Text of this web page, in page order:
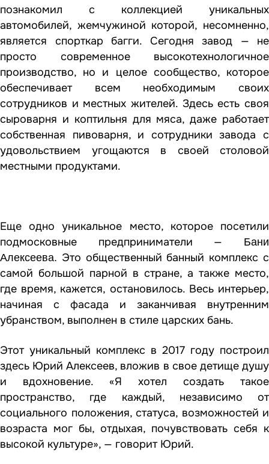
познакомил с коллекцией уникальных
автомобилей, жемчужиной которой, несомненно,
является спорткар багги. Сегодня завод — не
просто современное высокотехнологичное
производство, но и целое сообщество, которое
обеспечивает всем необходимым своих
сотрудников и местных жителей. Здесь есть своя
сыроварня и коптильня для мяса, даже работает
собственная пивоварня, и сотрудники завода с
удовольствием угощаются в своей столовой
местными продуктами.
Еще одно уникальное место, которое посетили
подмосковные предприниматели — Бани
Алексеева. Это общественный банный комплекс с
самой большой парной в стране, а также место,
где время, кажется, остановилось. Весь интерьер,
начиная с фасада и заканчивая внутренним
убранством, выполнен в стиле царских бань.
Этот уникальный комплекс в 2017 году построил
здесь Юрий Алексеев, вложив в свое детище душу
и вдохновение. «Я хотел создать такое
пространство, где каждый, независимо от
социального положения, статуса, возможностей и
возраста мог бы, отдыхая, почувствовать себя к
высокой культуре», — говорит Юрий.